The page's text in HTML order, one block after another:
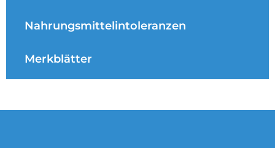
Nahrungsmittelintoleranzen
Merkblätter